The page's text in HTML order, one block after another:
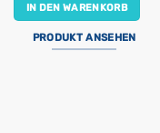
IN DEN WARENKORB
PRODUKT ANSEHEN